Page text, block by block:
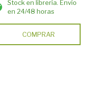
Stock en librería. Envío
en 24/48 horas
COMPRAR